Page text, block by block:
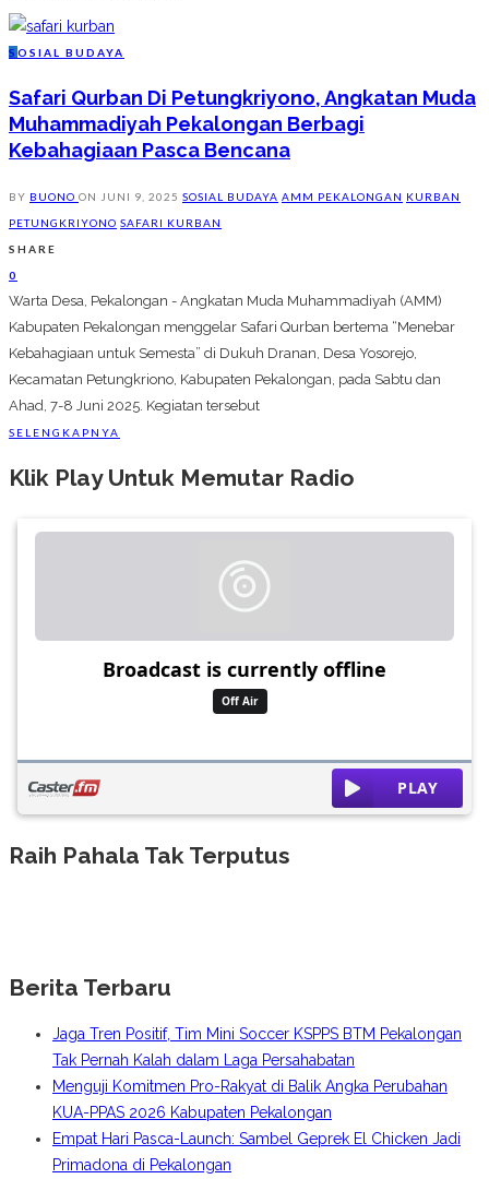
S OSIAL BUDAYA
Safari Qurban Di Petungkriyono, Angkatan Muda
Muhammadiyah Pekalongan Berbagi
Kebahagiaan Pasca Bencana
BY BUONO ON JUNI 9, 2025 SOSIAL BUDAYA AMM PEKALONGAN KURBAN
PETUNGKRIYONO SAFARI KURBAN
SHARE
0
Warta Desa, Pekalongan - Angkatan Muda Muhammadiyah (AMM)
Kabupaten Pekalongan menggelar Safari Qurban bertema “Menebar
Kebahagiaan untuk Semesta” di Dukuh Dranan, Desa Yosorejo,
Kecamatan Petungkriono, Kabupaten Pekalongan, pada Sabtu dan
Ahad, 7-8 Juni 2025. Kegiatan tersebut
SELENGKAPNYA
Klik Play Untuk Memutar Radio
Raih Pahala Tak Terputus
Berita Terbaru
Jaga Tren Positif, Tim Mini Soccer KSPPS BTM Pekalongan
Tak Pernah Kalah dalam Laga Persahabatan
Menguji Komitmen Pro-Rakyat di Balik Angka Perubahan
KUA-PPAS 2026 Kabupaten Pekalongan
Empat Hari Pasca-Launch: Sambel Geprek El Chicken Jadi
Primadona di Pekalongan